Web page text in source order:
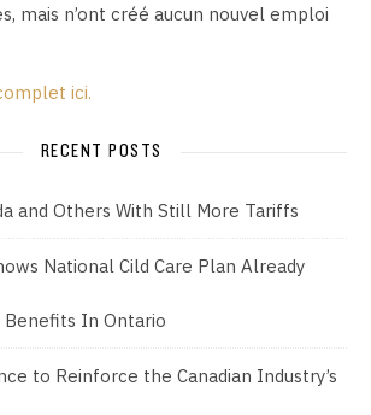
mais n’ont créé aucun nouvel emploi
ici.
RECENT POSTS
and Others With Still More Tariffs
National Cild Care Plan Already
Benefits In Ontario
to Reinforce the Canadian Industry’s